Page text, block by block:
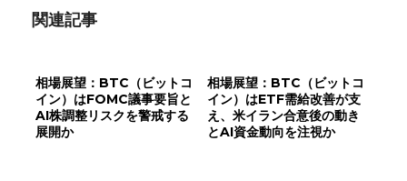
関連記事
相場展望：BTC（ビットコ
イン）はFOMC議事要旨と
AI株調整リスクを警戒する
展開か
相場展望：BTC（ビットコ
イン）はETF需給改善が支
え、米イラン合意後の動き
とAI資金動向を注視か